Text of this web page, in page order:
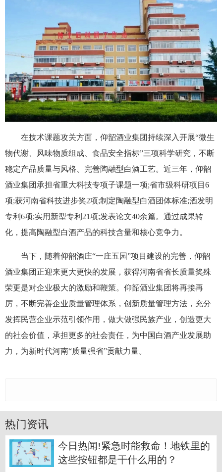
在技术课题攻关方面，仰韶酒业集团持续深入开展“微生
物代谢、风味物质组成、食品安全指标”三项科学研究，不断
稳定产品质量与风格、完善陶融型白酒工艺。近三年，仰韶
酒业集团承担省重大科技专项子课题一项;省市级科研项目6
项;获河南省科技进步奖2项;制定陶融型白酒团体标准;酒发明
专利6项;实用新型专利21项;发表论文40余篇。通过成果转
化，提高陶融型白酒产品的科技含量和核心竞争力。
当下，随着仰韶酒庄“一庄五园”项目建设的完善，仰韶
酒业集团正迎来更大更快的发展，获得河南省省长质量奖殊
荣更是对企业极大的激励和鞭策。仰韶酒业集团将再接再
厉，不断完善企业质量管理体系，创新质量管理方法，充分
发挥民营企业示范引领作用，做大做强民族产业，创造更大
的社会价值，承担更多的社会责任，为中国白酒产业发展助
力，为新时代河南“质量强省”贡献力量。
热门资讯
今日热闻!紧急时能救命！地铁里的
这些按钮都是干什么用的？